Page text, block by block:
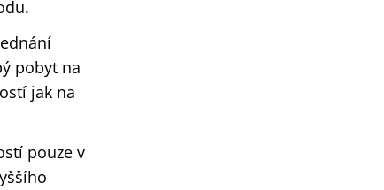
pobyt na
jak na
pouze v